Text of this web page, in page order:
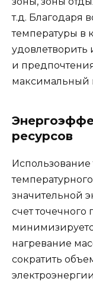
т.д. Благодаря
температуры в
и
максимальный
ресурсов
значительной
счет точечного
нагревание
сократить